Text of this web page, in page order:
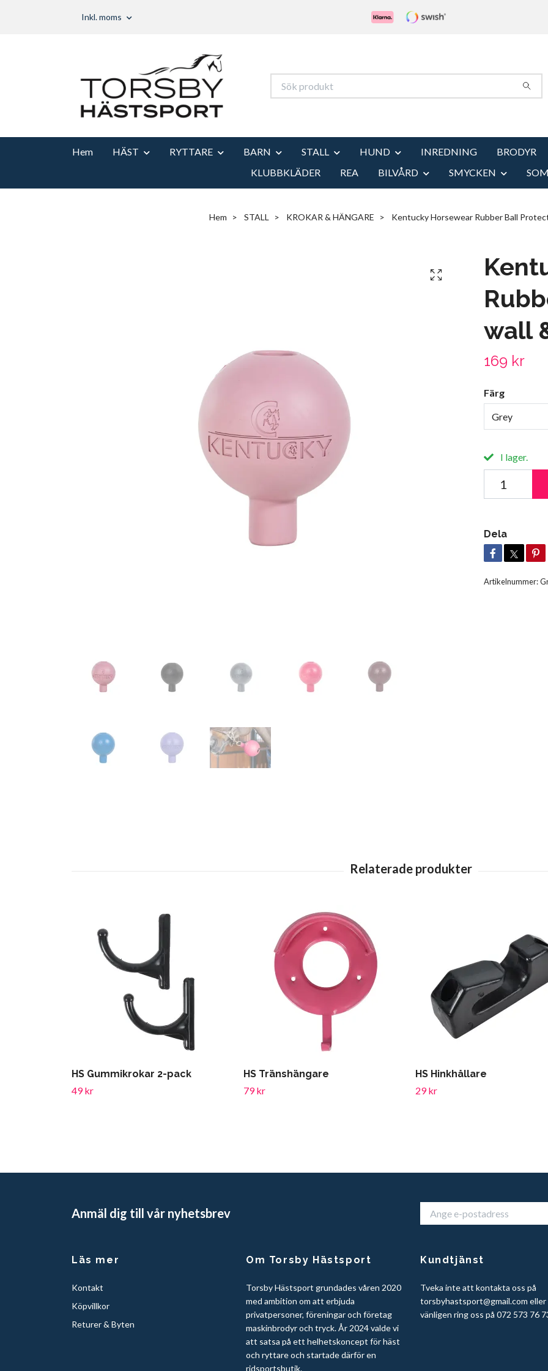
Inkl. moms
Hem HÄST RYTTARE BARN STALL HUND INREDNING
BRODYR
KLUBBKLÄDER
REA BILVÅRD SMYCKEN
Hem STALL KROKAR & HÄNGARE Kentucky Horsewear Rubber Ball
wall
169 kr
Färg
Grey
I lager.
Dela
Artikelnummer:
HS Gummikrokar 2-pack
49 kr
HS Tränshängare
79 kr
HS Hinkhållare
29 kr
Anmäl dig till vår nyhetsbrev
Läs mer
Kontakt
Köpvillkor
Returer & Byten
Om Torsby Hästsport
Torsby Hästsport grundades våren 2020
med ambition om att erbjuda
privatpersoner, föreningar och företag
maskinbrodyr och tryck. År 2024 valde vi
att satsa på ett helhetskoncept för häst
och ryttare och startade därför en
ridsportsbutik.
Kundtjänst
Tveka inte att kontakta oss på
torsbyhastsport@gmail.com eller
vänligen ring oss på 072 573 76